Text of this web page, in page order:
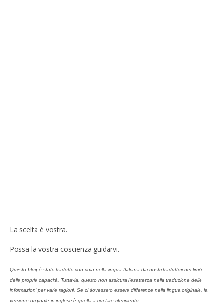
La scelta è vostra.
Possa la vostra coscienza guidarvi.
Questo blog è stato tradotto con cura nella lingua Italiana dai nostri traduttori nei limiti
delle proprie capacità. Tuttavia, questo non assicura l’esattezza nella traduzione delle
informazioni per varie ragioni. Se ci dovessero essere differenze nella lingua originale, la
versione originale in inglese è quella a cui fare riferimento.